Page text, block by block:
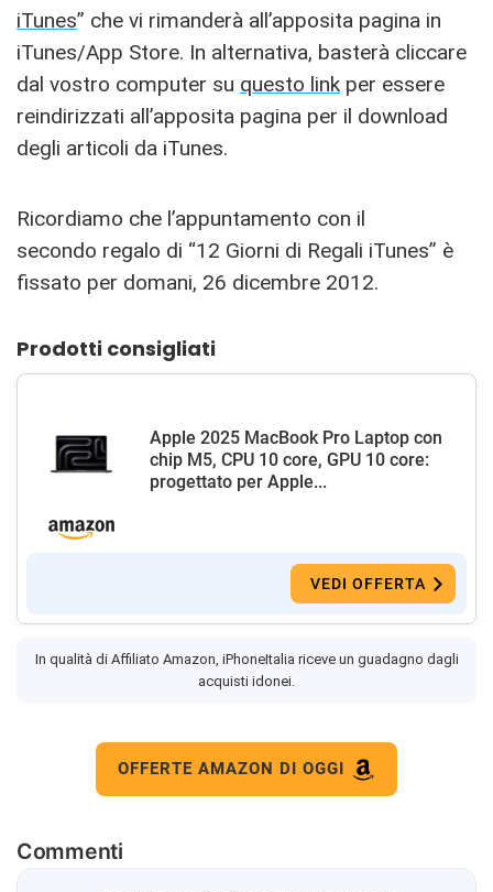
iTunes” che vi rimanderà all’apposita pagina in
iTunes/App Store. In alternativa, basterà cliccare
dal vostro computer su questo link per essere
reindirizzati all’apposita pagina per il download
degli articoli da iTunes.
Ricordiamo che l’appuntamento con il
secondo regalo di “12 Giorni di Regali iTunes” è
fissato per domani, 26 dicembre 2012.
Prodotti consigliati
Apple 2025 MacBook Pro Laptop con
chip M5, CPU 10 core, GPU 10 core:
progettato per Apple...
VEDI OFFERTA
In qualità di Affiliato Amazon, iPhoneItalia riceve un guadagno dagli
acquisti idonei.
OFFERTE AMAZON DI OGGI
Commenti